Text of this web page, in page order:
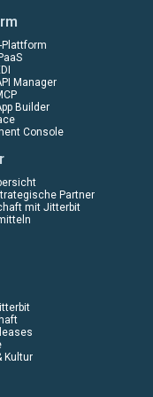
Plattform
Manager
Builder
Console
Partner
mit Jitterbit
Kultur